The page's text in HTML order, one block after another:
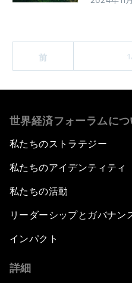
前
世界経済フォーラムにつ
私たちのストラテジー
私たちのアイデンティティ
私たちの活動
リーダーシップとガバナン
インパクト
詳細